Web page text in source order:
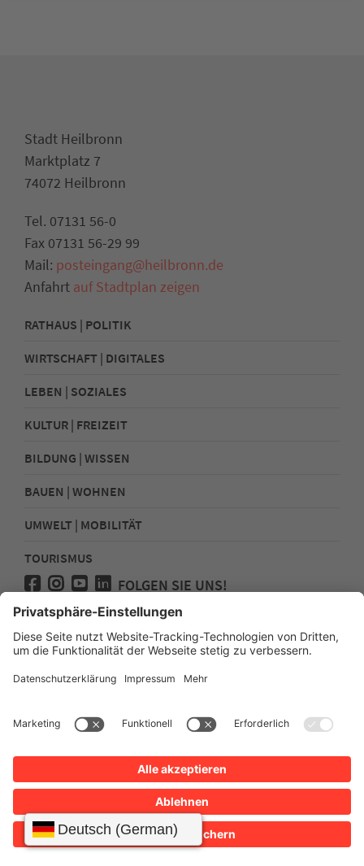
Stadt Heilbronn
Marktplatz 7
74072 Heilbronn
Tel. 07131 56-0
Fax 07131 56-29 99
Mail: posteingang@heilbronn.de
Anfahrt auf Stadtplan zeigen
RATHAUS | POLITIK
WIRTSCHAFT | DIGITALES
LEBEN | SOZIALES
KULTUR | FREIZEIT
BILDUNG | WISSEN
BAUEN | WOHNEN
UMWELT | MOBILITÄT
TOURISMUS
FOLGEN SIE UNS!
Presse
Kontakt
Impressum
Sitemap